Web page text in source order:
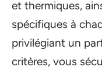
et thermiques,
spécifiques à
privilégiant un
critères, vous